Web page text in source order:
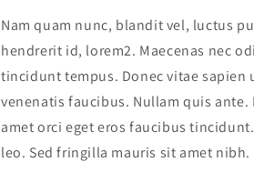
Nam quam nunc, blandit vel, luctus
hendrerit id, lorem2. Maecenas nec
tincidunt tempus. Donec vitae sapien
venenatis faucibus. Nullam quis ante.
amet orci eget eros faucibus
leo. Sed fringilla mauris sit amet nibh.